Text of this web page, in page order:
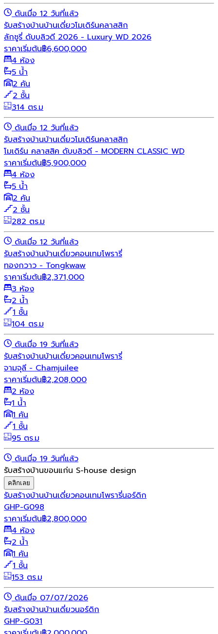
ดันเมื่อ 12 วันที่แล้ว
รับสร้างบ้านบ้านเดี่ยวโมเดิร์นคลาสสิก
ลักชูรี่ ดับบลิวดี 2026 - Luxury WD 2026
ราคาเริ่มต้น฿6,600,000
4 ห้อง
5 น้ำ
2 คัน
2 ชั้น
314 ตร.ม
ดันเมื่อ 12 วันที่แล้ว
รับสร้างบ้านบ้านเดี่ยวโมเดิร์นคลาสสิก
โมเดิร์น คลาสสิค ดับบลิวดี - MODERN CLASSIC WD
ราคาเริ่มต้น฿5,900,000
4 ห้อง
5 น้ำ
2 คัน
2 ชั้น
282 ตร.ม
ดันเมื่อ 12 วันที่แล้ว
รับสร้างบ้านบ้านเดี่ยวคอนเทมโพรารี่
ทองกวาว - Tongkwaw
ราคาเริ่มต้น฿2,371,000
3 ห้อง
2 น้ำ
1 ชั้น
104 ตร.ม
ดันเมื่อ 19 วันที่แล้ว
รับสร้างบ้านบ้านเดี่ยวคอนเทมโพรารี่
จามจุลี - Chamjuilee
ราคาเริ่มต้น฿2,208,000
2 ห้อง
1 น้ำ
1 คัน
1 ชั้น
95 ตร.ม
ดันเมื่อ 19 วันที่แล้ว
รับสร้างบ้านขอนแก่น S-house design
คลิกเลย
รับสร้างบ้านบ้านเดี่ยวคอนเทมโพรารี่นอร์ดิก
GHP-G098
ราคาเริ่มต้น฿2,800,000
4 ห้อง
2 น้ำ
1 คัน
1 ชั้น
153 ตร.ม
ดันเมื่อ 07/07/2026
รับสร้างบ้านบ้านเดี่ยวนอร์ดิก
GHP-G031